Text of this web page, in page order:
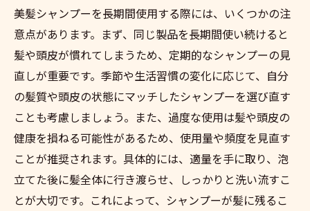
美髪シャンプーを長期間使用する際には、いくつかの注
意点があります。まず、同じ製品を長期間使い続けると
髪や頭皮が慣れてしまうため、定期的なシャンプーの見
直しが重要です。季節や生活習慣の変化に応じて、自分
の髪質や頭皮の状態にマッチしたシャンプーを選び直す
ことも考慮しましょう。また、過度な使用は髪や頭皮の
健康を損ねる可能性があるため、使用量や頻度を見直す
ことが推奨されます。具体的には、適量を手に取り、泡
立てた後に髪全体に行き渡らせ、しっかりと洗い流すこ
とが大切です。これによって、シャンプーが髪に残るこ